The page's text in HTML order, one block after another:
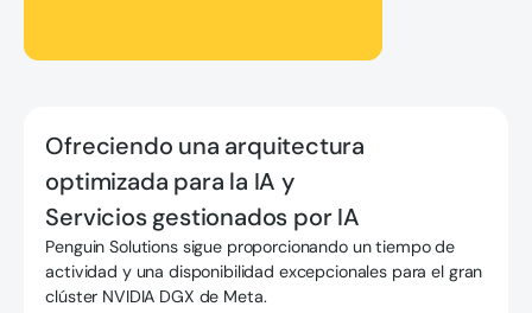
Ofreciendo una arquitectura
optimizada para la IA y
Servicios gestionados por IA
Penguin Solutions sigue proporcionando un tiempo de
actividad y una disponibilidad excepcionales para el gran
clúster NVIDIA DGX de Meta.